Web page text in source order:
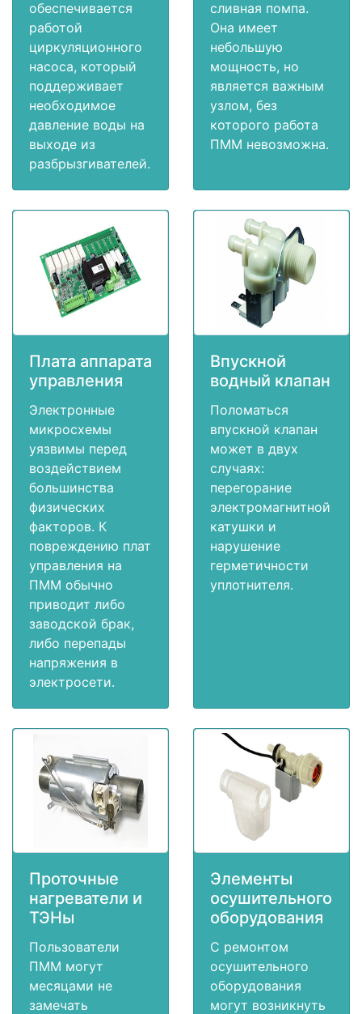
обеспечивается
работой
циркуляционного
насоса, который
поддерживает
необходимое
давление воды на
выходе из
разбрызгивателей.
сливная помпа.
Она имеет
небольшую
мощность, но
является важным
узлом, без
которого работа
ПММ невозможна.
Плата аппарата
управления
Электронные
микросхемы
уязвимы перед
воздействием
большинства
физических
факторов. К
повреждению плат
управления на
ПММ обычно
приводит либо
заводской брак,
либо перепады
напряжения в
электросети.
Впускной
водный клапан
Поломаться
впускной клапан
может в двух
случаях:
перегорание
электромагнитной
катушки и
нарушение
герметичности
уплотнителя.
Проточные
нагреватели и
ТЭНы
Пользователи
ПММ могут
месяцами не
замечать
Элементы
осушительного
оборудования
С ремонтом
осушительного
оборудования
могут возникнуть